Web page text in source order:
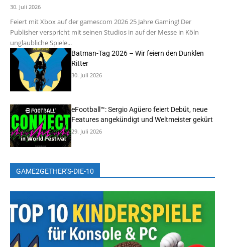
30. Juli 2026
Feiert mit Xbox auf der gamescom 2026 25 Jahre Gaming! Der
Publisher verspricht mit seinen Studios in auf der Messe in Köln
unglaubliche Spiele...
Batman-Tag 2026 – Wir feiern den Dunklen
Ritter
30. Juli 2026
eFootball™: Sergio Agüero feiert Debüt, neue
Features angekündigt und Weltmeister gekürt
29. Juli 2026
GAME2GETHER'S-DIE-10